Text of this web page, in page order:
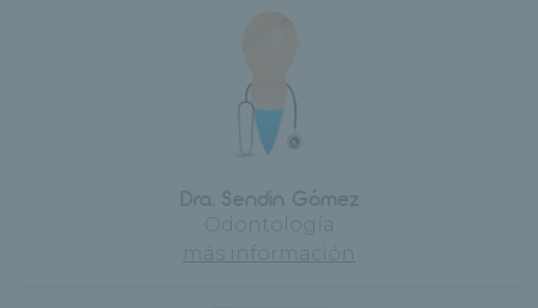
Dra. Sendin Gómez
Odontología
más información